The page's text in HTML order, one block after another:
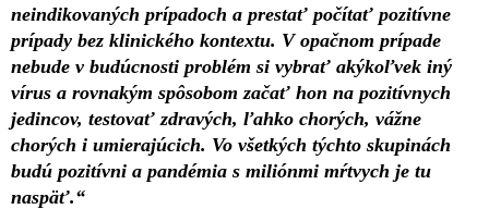
neindikovaných prípadoch a prestať počítať pozitívne
prípady bez klinického kontextu. V opačnom prípade
nebude v budúcnosti problém si vybrať akýkoľvek iný
vírus a rovnakým spôsobom začať hon na pozitívnych
jedincov, testovať zdravých, ľahko chorých, vážne
chorých i umierajúcich. Vo všetkých týchto skupinách
budú pozitívni a pandémia s miliónmi mŕtvych je tu
naspäť.“